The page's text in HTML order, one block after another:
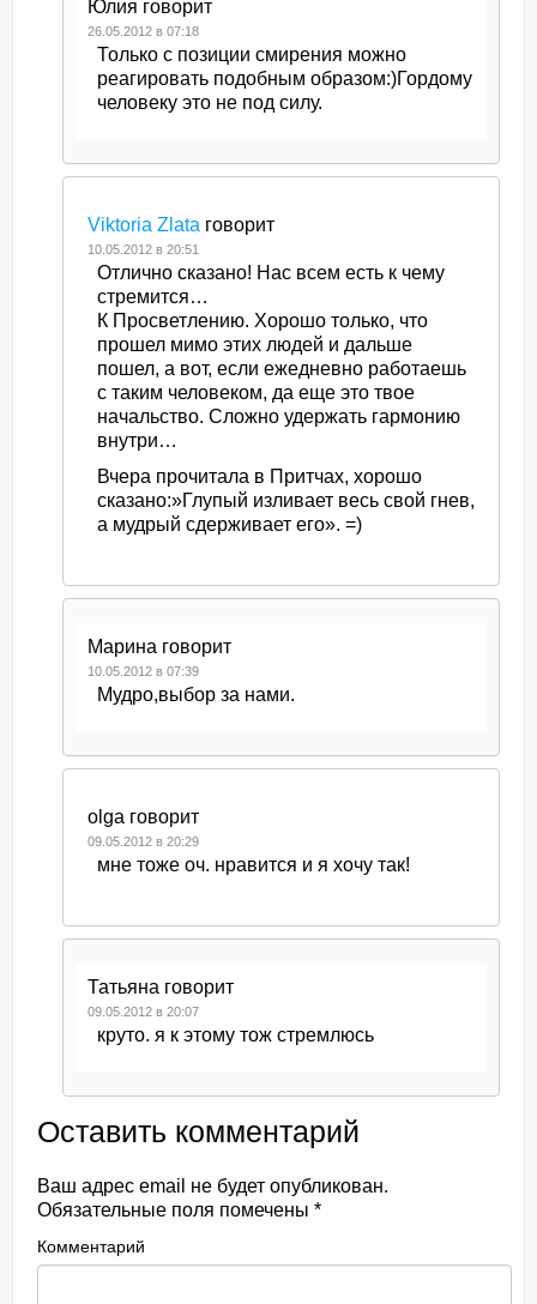
Юлия говорит
26.05.2012 в 07:18
Только с позиции смирения можно
реагировать подобным образом:)Гордому
человеку это не под силу.
Viktoria Zlata говорит
10.05.2012 в 20:51
Отлично сказано! Нас всем есть к чему
стремится…
К Просветлению. Хорошо только, что
прошел мимо этих людей и дальше
пошел, а вот, если ежедневно работаешь
с таким человеком, да еще это твое
начальство. Сложно удержать гармонию
внутри…
Вчера прочитала в Притчах, хорошо
сказано:»Глупый изливает весь свой гнев,
а мудрый сдерживает его». =)
Марина говорит
10.05.2012 в 07:39
Мудро,выбор за нами.
olga говорит
09.05.2012 в 20:29
мне тоже оч. нравится и я хочу так!
Татьяна говорит
09.05.2012 в 20:07
круто. я к этому тож стремлюсь
Оставить комментарий
Ваш адрес email не будет опубликован.
Обязательные поля помечены *
Комментарий